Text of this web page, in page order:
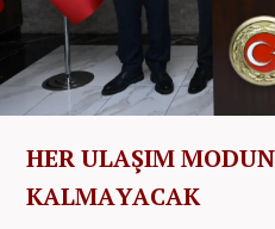
HER ULAŞIM
KALMAYACAK